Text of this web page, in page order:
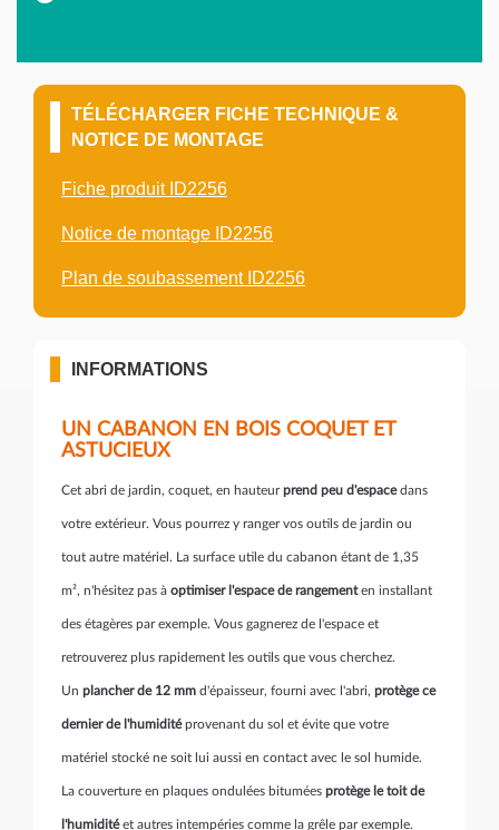
TÉLÉCHARGER FICHE TECHNIQUE &
NOTICE DE MONTAGE
Fiche produit ID2256
Notice de montage ID2256
Plan de soubassement ID2256
INFORMATIONS
UN CABANON EN BOIS COQUET ET
ASTUCIEUX
Cet abri de jardin, coquet, en hauteurprend peu d'espacedans
votre extérieur. Vous pourrez y ranger vos outils de jardin ou
tout autre matériel. La surface utile du cabanon étant de 1,35
m², n'hésitez pas à optimiser l'espace de rangementen installant
des étagères par exemple. Vous gagnerez de l'espace et
retrouverez plus rapidement les outils que vous cherchez.
Un plancher de 12 mm d'épaisseur, fourni avec l'abri, protège ce
dernier de l'humiditéprovenant du sol et évite que votre
matériel stocké ne soit lui aussi en contact avec le sol humide.
La couverture en plaques ondulées bitumées protège le toit de
l'humiditéet autres intempéries comme la grêle par exemple.